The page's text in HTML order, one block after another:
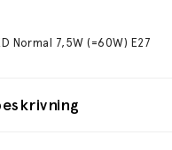
Normal 7,5W (=60W) E27